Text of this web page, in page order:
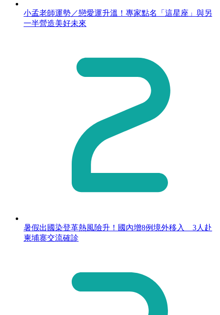
小孟老師運勢／戀愛運升溫！專家點名「這星座」與另
一半營造美好未來
暑假出國染登革熱風險升！國內增8例境外移入 3人赴
柬埔寨交流確診